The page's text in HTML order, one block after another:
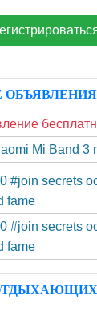
ОБЪЯВЛЕНИЯ
Mi Band 3
#join secrets
fame
#join secrets
fame